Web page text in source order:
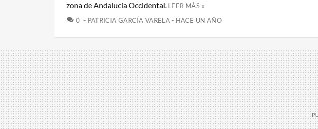
zona de Andalucía Occidental. LEER MÁS »
0 COMENTARIOS
PATRICIA GARCÍA VARELA HACE UN AÑO